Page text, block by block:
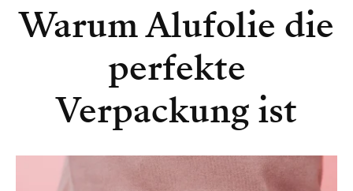
Warum Alufolie die
perfekte
Verpackung ist